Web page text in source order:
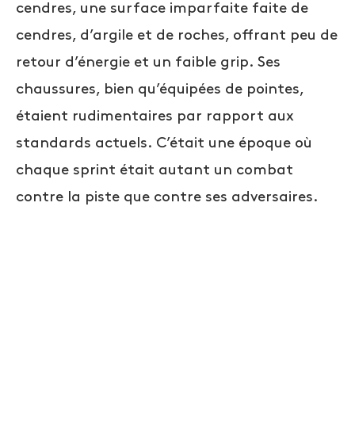
cendres, une surface imparfaite faite de
cendres, d’argile et de roches, offrant peu de
retour d’énergie et un faible grip. Ses
chaussures, bien qu’équipées de pointes,
étaient rudimentaires par rapport aux
standards actuels. C’était une époque où
chaque sprint était autant un combat
contre la piste que contre ses adversaires.